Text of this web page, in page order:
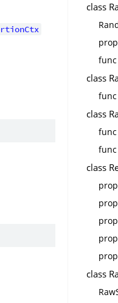
class
class
class
class
class